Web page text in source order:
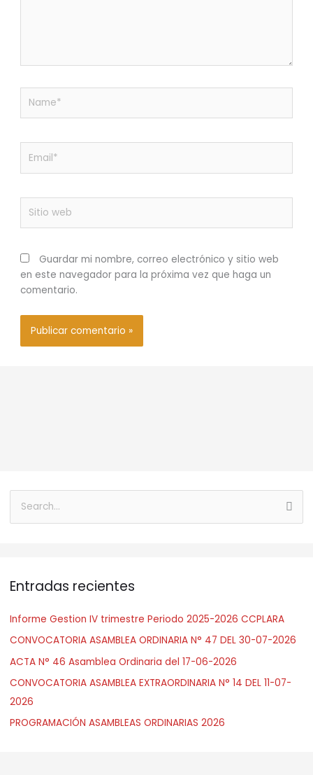
web
Guardar mi nombre, correo electrónico y sitio web
en este navegador para la próxima vez que haga un
comentario.
u
a
:
Entradas recientes
Informe Gestion IV trimestre Periodo 2025-2026 CCPLARA
CONVOCATORIA ASAMBLEA ORDINARIA N° 47 DEL 30-07-2026
ACTA N° 46 Asamblea Ordinaria del 17-06-2026
CONVOCATORIA ASAMBLEA EXTRAORDINARIA N° 14 DEL 11-07-
2026
PROGRAMACIÓN ASAMBLEAS ORDINARIAS 2026